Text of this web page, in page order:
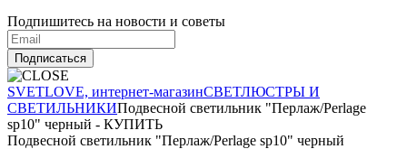
Подпишитесь на новости и советы
Подписаться
SVETLOVE, интернет-магазинCВЕТЛЮСТРЫ И
СВЕТИЛЬНИКИПодвесной светильник "Перлаж/Perlage
sp10" черный - КУПИТЬ
Подвесной светильник "Перлаж/Perlage sp10" черный